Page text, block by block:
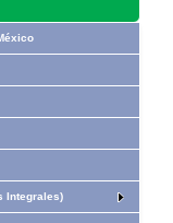
Integrales)